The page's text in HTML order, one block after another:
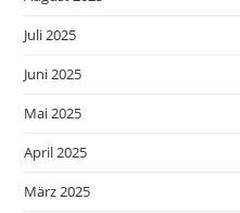
Juli 2025
Juni 2025
Mai 2025
April 2025
März 2025